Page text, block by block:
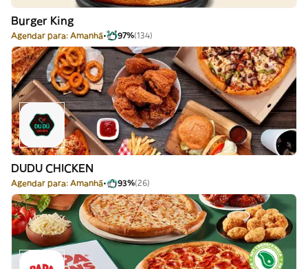
Burger King
Agendar para: Amanhã 97%(134)
DUDU CHICKEN
Agendar para: Amanhã 93%(26)